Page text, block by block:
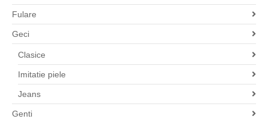
Fulare
Geci
Clasice
Imitatie piele
Jeans
Genti